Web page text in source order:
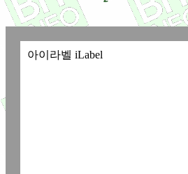
아이라벨 iLabel